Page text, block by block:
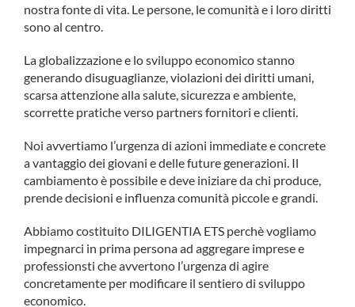
COMMUNITY
LOGIN
nostra fonte di vita. Le persone, le comunità e i loro diritti
sono al centro.
La globalizzazione e lo sviluppo economico stanno
generando disuguaglianze, violazioni dei diritti umani,
scarsa attenzione alla salute, sicurezza e ambiente,
scorrette pratiche verso partners fornitori e clienti.
Noi avvertiamo l’urgenza di azioni immediate e concrete
a vantaggio dei giovani e delle future generazioni. Il
cambiamento è possibile e deve iniziare da chi produce,
prende decisioni e influenza comunità piccole e grandi.
Abbiamo costituito DILIGENTIA ETS perchè vogliamo
impegnarci in prima persona ad aggregare imprese e
professionsti che avvertono l’urgenza di agire
concretamente per modificare il sentiero di sviluppo
economico.